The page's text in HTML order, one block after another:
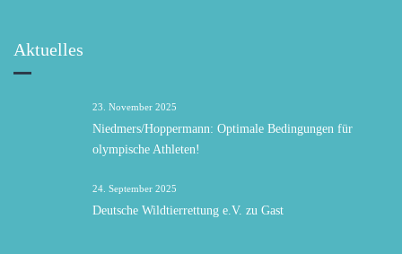
Aktuelles
23. November 2025
Niedmers/Hoppermann: Optimale Bedingungen für
olympische Athleten!
24. September 2025
Deutsche Wildtierrettung e.V. zu Gast